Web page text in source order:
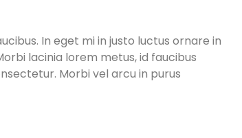
In eget mi in justo luctus ornare in
lacinia lorem metus, id faucibus
Morbi vel arcu in purus